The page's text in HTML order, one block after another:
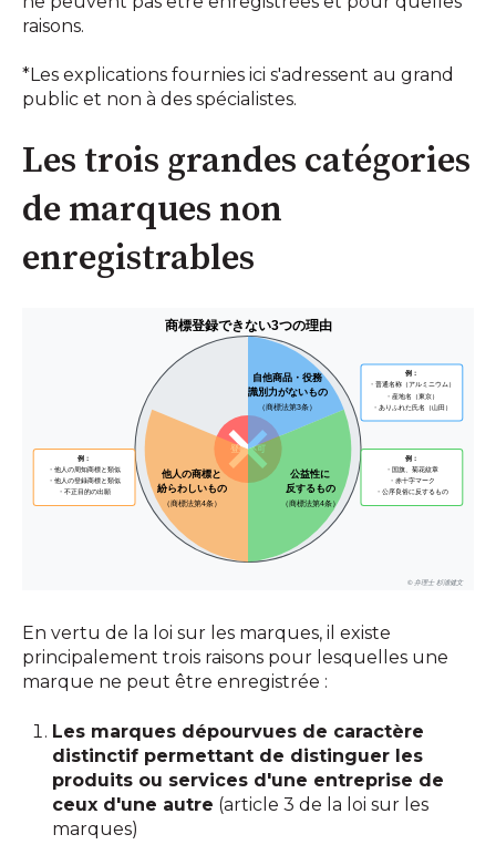
raisons.
*Les explications fournies ici s'adressent au grand
public et non à des spécialistes.
Les trois grandes catégories
de marques non
enregistrables
En vertu de la loi sur les marques, il existe
principalement trois raisons pour lesquelles une
marque ne peut être enregistrée :
Les marques dépourvues de caractère
distinctif permettant de distinguer les
produits ou services d'une entreprise de
ceux d'une autre (article 3 de la loi sur les
marques)